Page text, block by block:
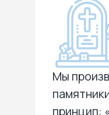
Мы
принцип: